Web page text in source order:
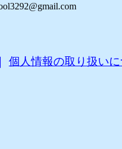
個人情報の取り扱い